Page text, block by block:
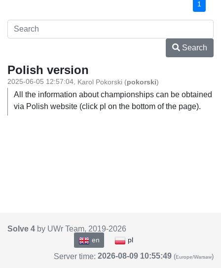
1
Search
Polish version
2025-06-05 12:57:04, Karol Pokorski (pokorski)
All the information about championships can be obtained
via Polish website (click pl on the bottom of the page).
Solve 4 by UWr Team, 2019-2026
en pl
Server time: 2026-08-09 10:55:49 (Europe/Warsaw)